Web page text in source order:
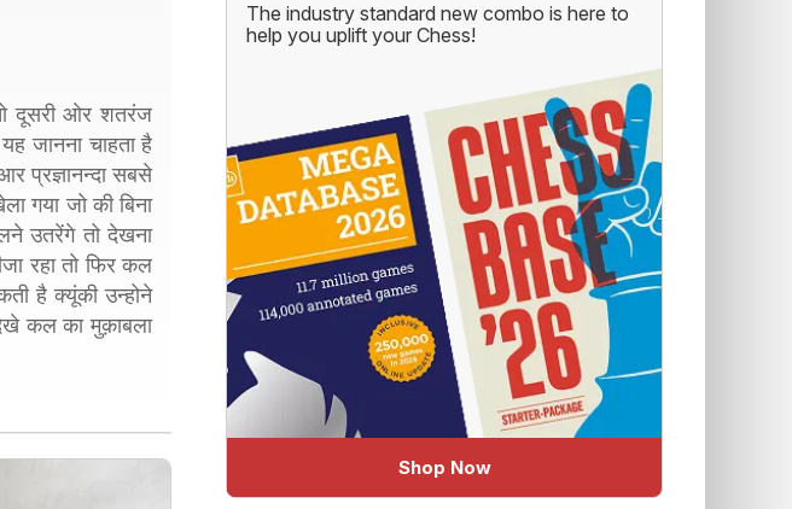
दूसरी ओर शतरंज
जानना चाहता है
प्रज्ञानन्दा सबसे
गया जो की बिना
उतरेंगे तो देखना
रहा तो फिर कल
है क्यूंकी उन्होने
कल का मुक़ाबला
The industry standard new combo is here to
help you uplift your Chess!
Shop Now